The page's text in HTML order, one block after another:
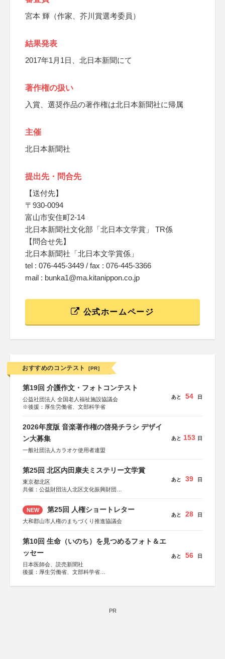
宮本 輝（作家、芥川賞選考委員）
結果発表
2017年1月1日、北日本新聞にて
著作権の扱い
入賞、選奨作品の著作権は北日本新聞社に帰属
主催
北日本新聞社
提出先・問合先
【送付先】
〒930-0094
富山市安住町2-14
北日本新聞社文化部「北日本文学賞」 TR係
【問合せ先】
北日本新聞社「北日本文学賞係」
tel : 076-445-3449 / fax : 076-445-3366
mail : bunka1@ma.kitanippon.co.jp
公式ホームページ
おすすめのコンテスト [PR]
第19回 介護作文・フォトコンテスト
公益社団法人 全国老人福祉施設協議会
※後援：厚生労働省、文部科学省
あと 54 日
2026年度版 音楽著作権の啓発チラシ デザイ
ン大募集
一般社団法人カラオケ使用者連盟
あと 153 日
第25回 北区内田康夫ミステリー文学賞
東京都北区
共催：公益財団法人北区文化振興財団
協賛：株式会社実業之日本社
あと 39 日
NEW 第25回 人権ショートレター
大和郡山市人権のまちづくり推進協議会
あと 28 日
第10回 生命（いのち）を見つめるフォト＆エ
ッセー
日本医師会、読売新聞社
後援：厚生労働省、文部科学省
しん生命保険株式会社
あと 56 日
PR